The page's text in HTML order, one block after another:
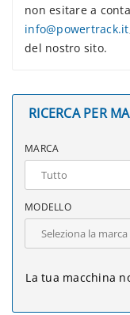
non esitare a
info@powertrack.it
del nostro sito.
RICERCA PER
MARCA
MODELLO
La tua macchina